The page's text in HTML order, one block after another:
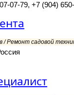
07-79, +7 (904)
/ Ремонт садовой